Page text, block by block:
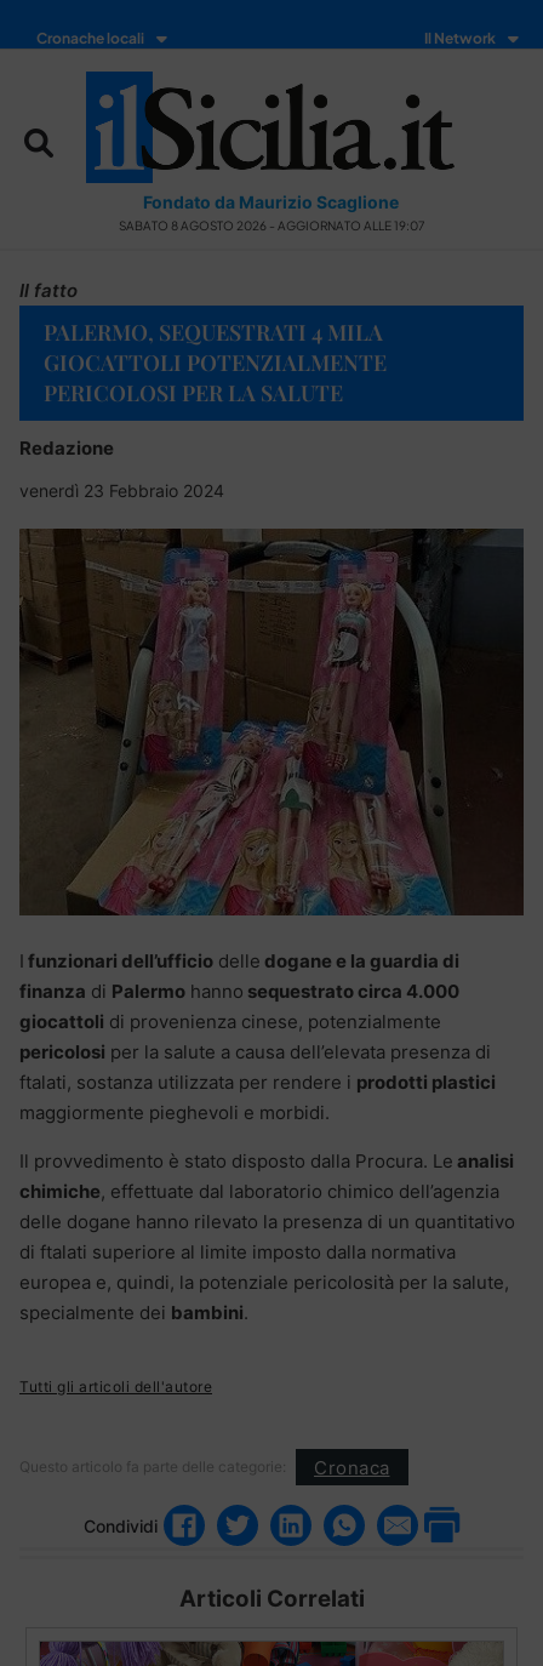
Cronache locali Il Network
Fondato da Maurizio Scaglione
SABATO 8 AGOSTO 2026 - AGGIORNATO ALLE 19:07
Il fatto
PALERMO, SEQUESTRATI 4 MILA
GIOCATTOLI POTENZIALMENTE
PERICOLOSI PER LA SALUTE
Redazione
venerdì 23 Febbraio 2024
I funzionari dell’ufficio delle dogane e la guardia di
finanza di Palermo hanno sequestrato circa 4.000
giocattoli di provenienza cinese, potenzialmente
pericolosi per la salute a causa dell’elevata presenza di
ftalati, sostanza utilizzata per rendere i prodotti plastici
maggiormente pieghevoli e morbidi.
Il provvedimento è stato disposto dalla Procura. Le analisi
chimiche, effettuate dal laboratorio chimico dell’agenzia
delle dogane hanno rilevato la presenza di un quantitativo
di ftalati superiore al limite imposto dalla normativa
europea e, quindi, la potenziale pericolosità per la salute,
specialmente dei bambini.
Tutti gli articoli dell'autore
Questo articolo fa parte delle categorie: Cronaca
Condividi
Articoli Correlati